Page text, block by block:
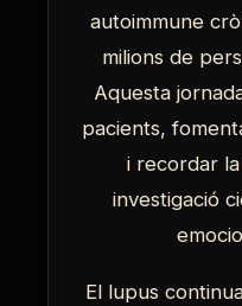
autoimmune
milions de
Aquesta
pacients,
i recordar
investigació
El lupus